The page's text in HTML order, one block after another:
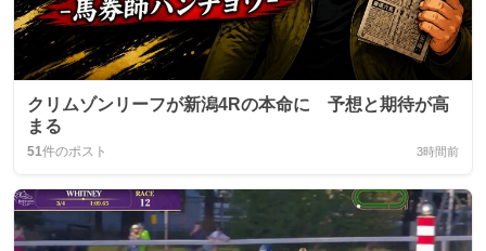
クリムゾンリーフが新潟4Rの本命に 予想と期待が高
まる
51件のポスト 3時間前